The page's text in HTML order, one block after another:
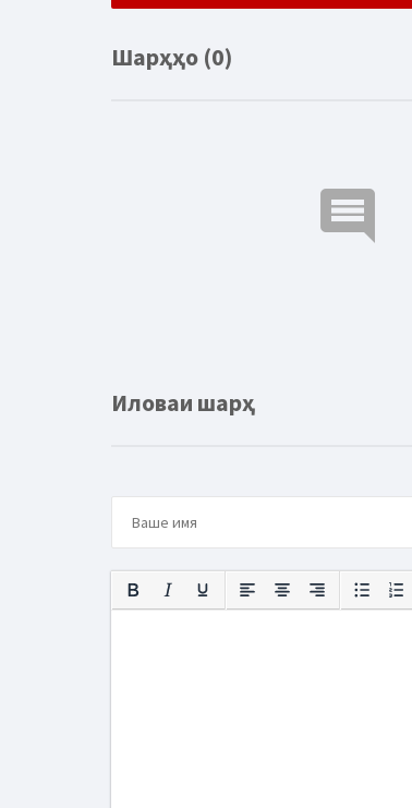
Шарҳҳо (0)
comment
Иловаи шарҳ